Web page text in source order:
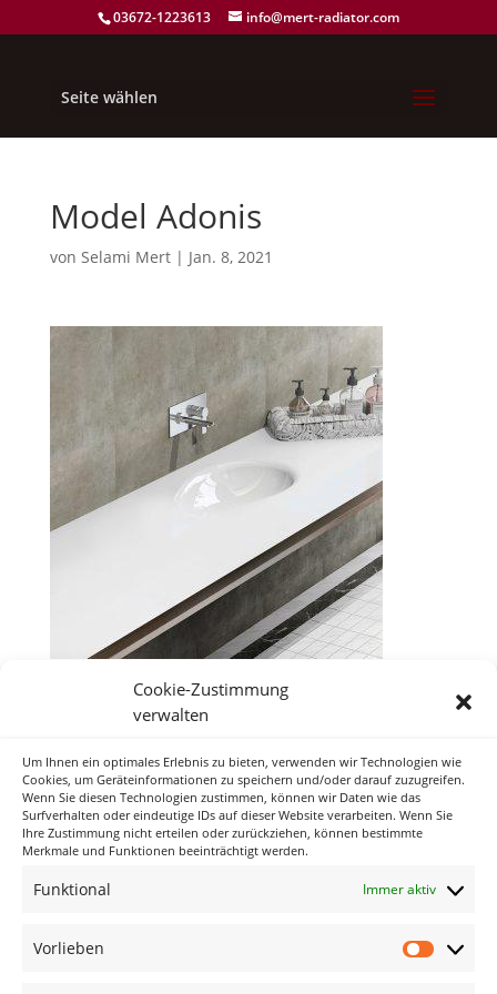
Cookie-Zustimmung
verwalten
Um Ihnen ein optimales Erlebnis zu bieten, verwenden wir Technologien wie
Cookies, um Geräteinformationen zu speichern und/oder darauf zuzugreifen.
Wenn Sie diesen Technologien zustimmen, können wir Daten wie das
Surfverhalten oder eindeutige IDs auf dieser Website verarbeiten. Wenn Sie
Ihre Zustimmung nicht erteilen oder zurückziehen, können bestimmte
Merkmale und Funktionen beeinträchtigt werden.
Funktional Immer aktiv
Vorlieben
03672-1223613 info@mert-radiator.com
Seite wählen
Model Adonis
von Selami Mert| Jan. 8, 2021
Neueste Kommentare
Archiv
Keine Kategorien